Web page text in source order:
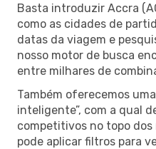
Basta introduzir Accra
como as cidades de
datas da viagem e
nosso motor de busca
entre milhares de
Também oferecemos
inteligente”, com a qual
competitivos no topo dos
pode aplicar filtros para